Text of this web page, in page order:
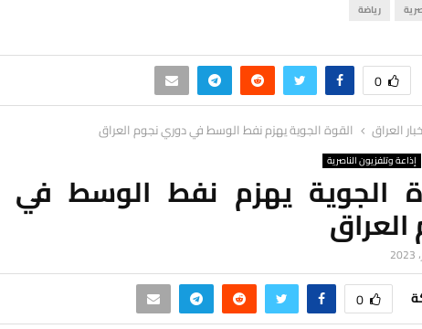
رياضة
0
العراق القوة الجوية يهزم نفط الوسط في دوري نجوم العراق
إذاعة وتلفزيون الناصرية
الجوية يهزم نفط الوسط
0